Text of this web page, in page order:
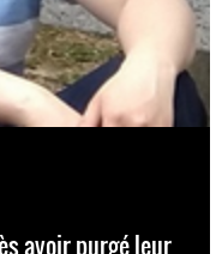
avoir purgé leur